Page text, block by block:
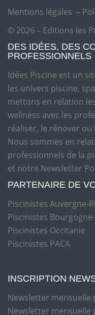
Mentions légales –
© 2026 – Editions les
DES IDÉES, DES
PROFESSIONNELS
Idées Piscine est un
les univers piscine,
mettons en relation
wellness avec les
réaliser, le rénover ou
Nous sommes en
professionnels de la
et notre Newsletter
PARTENAIRE DE
Piscinistes Auvergne-
Piscinistes
Piscinistes Occitanie
Piscinistes PACA
INSCRIPTION
Newsletter
Newsletter mensuelle